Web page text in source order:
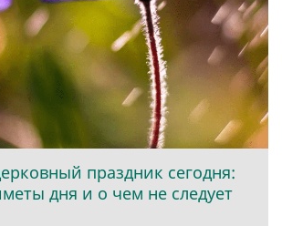
праздник сегодня:
дня и о чем не следует